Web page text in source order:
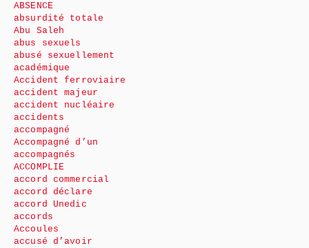
ABSENCE
absurdité totale
Abu Saleh
abus sexuels
abusé sexuellement
académique
Accident ferroviaire
accident majeur
accident nucléaire
accidents
accompagné
Accompagné d’un
accompagnés
ACCOMPLIE
accord commercial
accord déclare
accord Unedic
accords
Accoules
accusé d’avoir